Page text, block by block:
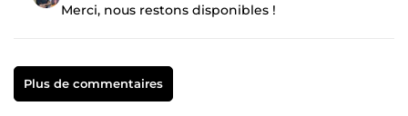
Merci, nous restons disponibles !
Plus de commentaires